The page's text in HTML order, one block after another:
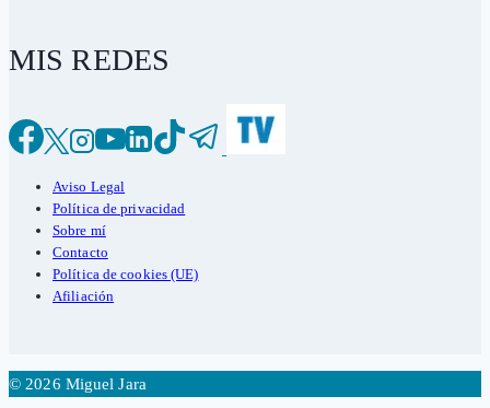
MIS REDES
Aviso Legal
Política de privacidad
Sobre mí
Contacto
Política de cookies (UE)
Afiliación
© 2026 Miguel Jara